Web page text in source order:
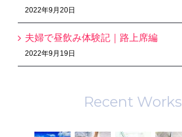
2022年9月20日
夫婦で昼飲み体験記｜路上席編
2022年9月19日
Recent Works